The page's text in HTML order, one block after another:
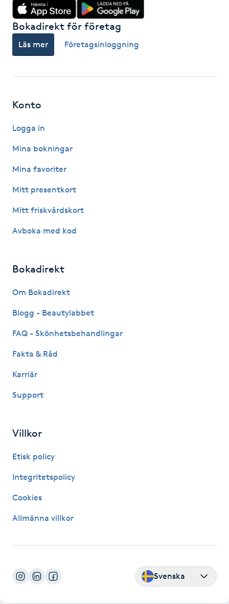
Klangmassage
Klippning
Klippning ungdom
Koppningsmassage
Kostrådgivning
Kroppsinpackning
Käkledsbehandling
Lashlift Keratin
LED-ljusterapi
Liktornar
LPG
LPG-massage
Luggklippning
Lymfmassage
Läpptatuering
Bokadirekt för företag
Läs mer Företagsinloggning
Konto
Logga in
Mina bokningar
Mina favoriter
Mitt presentkort
Mitt friskvårdskort
Avboka med kod
Bokadirekt
Om Bokadirekt
Blogg - Beautylabbet
FAQ - Skönhetsbehandlingar
Fakta & Råd
Karriär
Support
Villkor
Etisk policy
Integritetspolicy
Cookies
Allmänna villkor
Svenska